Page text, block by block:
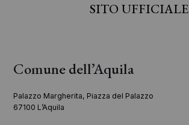
SITO UFFICIALE
Comune dell’Aquila
Palazzo Margherita, Piazza del Palazzo
67100 L’Aquila